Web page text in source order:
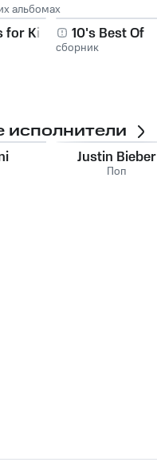
альбомах
Kids 10's Best Of
сборник
исполнители
Justin Bieber
Поп